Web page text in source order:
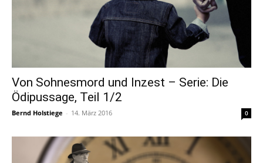
Von Sohnesmord und Inzest – Serie: Die
Ödipussage, Teil 1/2
Bernd Holstiege - 14. März 2016 0